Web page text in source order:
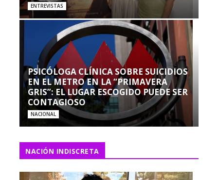
ENTREVISTAS
PSICÓLOGA CLÍNICA SOBRE SUICIDIOS
EN EL METRO EN LA “PRIMAVERA
GRIS”: EL LUGAR ESCOGIDO PUEDE SER
CONTAGIOSO
NACIONAL
NACIÓN INDISCRETA